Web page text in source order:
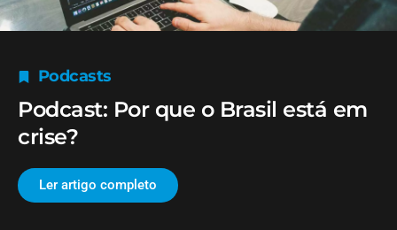
Podcasts
Podcast: Por que o Brasil está em
crise?
Ler artigo completo